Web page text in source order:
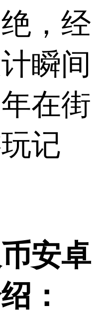
，经
瞬间
在街
记
安卓
：